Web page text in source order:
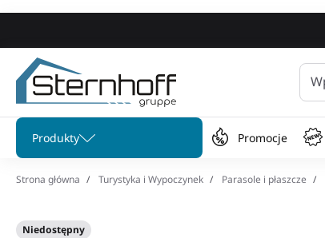
Pomiń menu
Produkty Promocje
Strona główna Turystyka i Wypoczynek Parasole i płaszcze
Niedostępny